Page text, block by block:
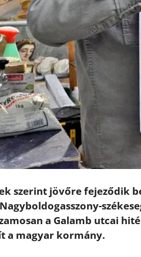
szerint jövőre fejeződik
a Galamb utcai
a magyar kormány.